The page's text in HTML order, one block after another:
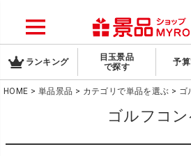
ランキング
目玉景品
で探す
予
HOME 単品景品 カテゴリで単品を選ぶ ゴ
ゴルフコ